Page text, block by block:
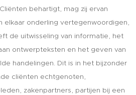
behartigt, mag zij ervan
elkaar onderling vertegenwoordigen,
de uitwisseling van informatie, het
ontwerpteksten en het geven van
handelingen. Dit is in het bijzonder
cliënten echtgenoten,
zakenpartners, partijen bij een